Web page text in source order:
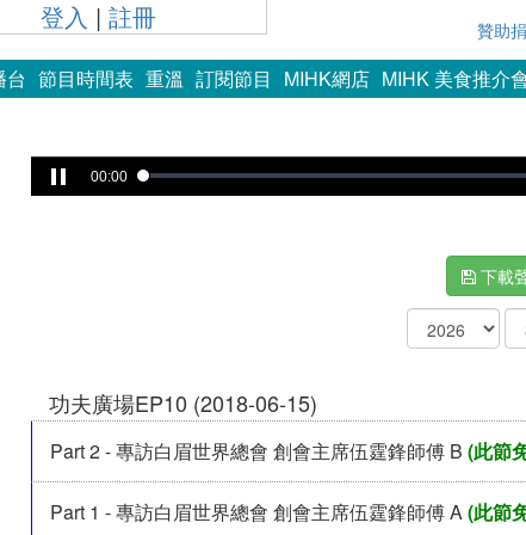
登入 |註冊 贊助
台 節目時間表 重溫 訂閱節目 MIHK網店 MIHK 美食推介
00:00
下載
功夫廣場EP10 (2018-06-15)
Part 2 - 專訪白眉世界總會 創會主席伍霆鋒師傅 B (此節
Part 1 - 專訪白眉世界總會 創會主席伍霆鋒師傅 A(此節